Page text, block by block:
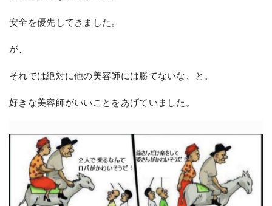
安全を優先してきました。
が、
それでは絶対に他の美容師には勝てないな、と。
好きな美容師がいいことをあげていました。